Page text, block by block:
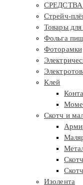
Стрейч-
Товары
Фольга
Фоторамки
Клей
Скотч и
Изолента